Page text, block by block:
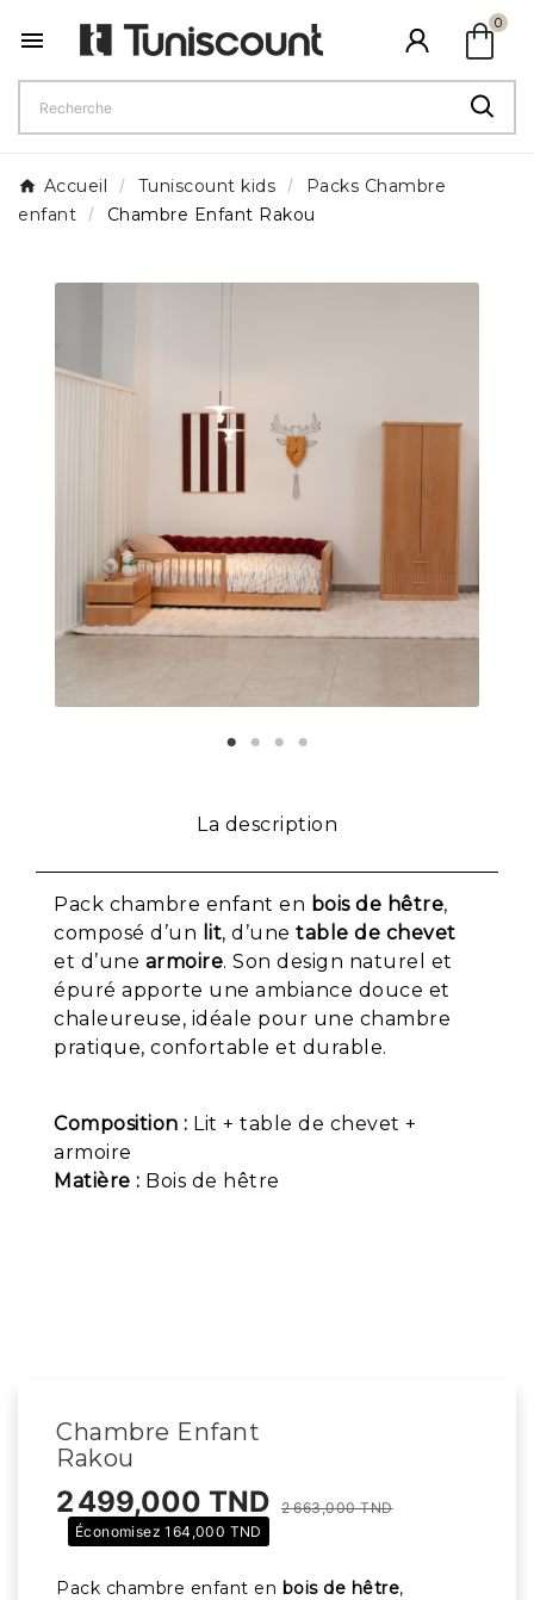
 shopping_bag
0
Accueil Tuniscount kids
Packs Chambre
enfant
Chambre Enfant Rakou
La description
Pack chambre enfant en bois de hêtre,
composé d’un lit, d’une table de chevet
et d’une armoire. Son design naturel et
épuré apporte une ambiance douce et
chaleureuse, idéale pour une chambre
pratique, confortable et durable.
Composition : Lit + table de chevet +
armoire
Matière : Bois de hêtre
Chambre Enfant
Rakou
2 499,000 TND
2 663,000 TND
Économisez 164,000 TND
Pack chambre enfant en bois de hêtre,